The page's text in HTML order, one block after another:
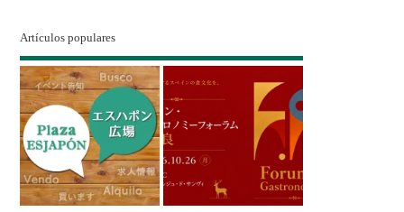
Artículos populares